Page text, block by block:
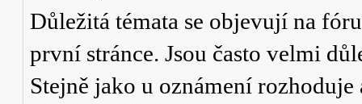
Důležitá témata se objevují na
první stránce. Jsou často velmi
Stejně jako u oznámení